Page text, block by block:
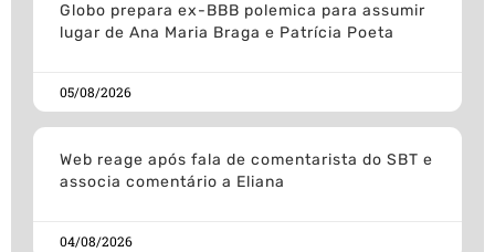
Globo prepara ex-BBB polemica para assumir
lugar de Ana Maria Braga e Patrícia Poeta
05/08/2026
Web reage após fala de comentarista do SBT e
associa comentário a Eliana
04/08/2026